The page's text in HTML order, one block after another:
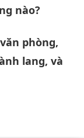
nào?
phòng,
lang, và